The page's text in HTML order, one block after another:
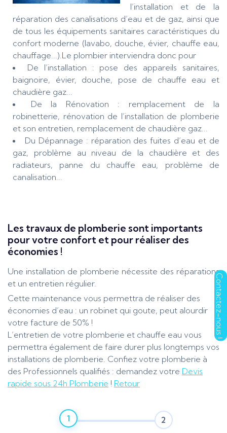
l’installation et de la
réparation des canalisations d’eau et de gaz, ainsi que
de tous les équipements sanitaires caractéristiques du
confort moderne (lavabo, douche, évier, chauffe eau,
chauffage...).Le plombier interviendra donc pour
De l’installation : pose des appareils sanitaires,
baignoire, évier, douche, pose de chauffe eau et
chaudière gaz...
De la Rénovation : remplacement de la
robinetterie, rénovation de l’installation de plomberie
et son entretien, remplacement de chaudière gaz...
Du Dépannage : réparation des fuites d’eau et de
gaz, problème au niveau de la chaudière et des
radiateurs, panne du chauffe eau, problème de
canalisation...
Les travaux de plomberie sont importants
pour votre confort et pour réaliser des
économies !
Une installation de plomberie nécessite des réparations
et un entretien régulier.
Cette maintenance vous permettra de réaliser des
économies d’eau : un robinet qui goute, peut alourdir
votre facture de 50% !
L’entretien de votre plomberie et chauffe eau vous
permettra également de faire durer plus longtemps vos
installations de plomberie. Confiez votre plomberie à
des Professionnels qualifiés : demandez votre Devis
rapide sous 24h Plomberie ! Retour
1 2